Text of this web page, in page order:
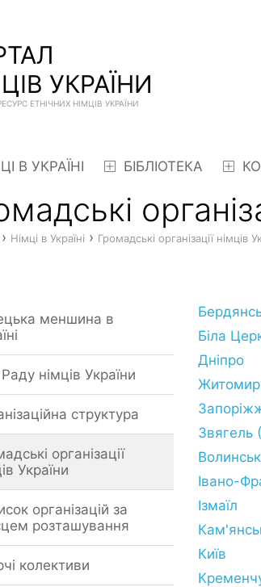
УКРАЇНИ
ЕТНІЧНИХ НІМЦІВ УКРАЇНИ
В УКРАЇНІ БІБЛІОТЕКА
› Німці в Україні › Громадські організації німців
меншина в
німців України
структура
організації
України
організацій за
розташування
колективи
Біла
Дніпро
Житомир
Звягель
Івано-
Ізмаїл
Київ